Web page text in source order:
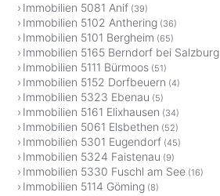
Immobilien 5081 Anif (39)
Immobilien 5102 Anthering (36)
Immobilien 5101 Bergheim (65)
Immobilien 5165 Berndorf bei Salzburg
Immobilien 5111 Bürmoos (51)
Immobilien 5152 Dorfbeuern (4)
Immobilien 5323 Ebenau (5)
Immobilien 5161 Elixhausen (34)
Immobilien 5061 Elsbethen (52)
Immobilien 5301 Eugendorf (45)
Immobilien 5324 Faistenau (9)
Immobilien 5330 Fuschl am See (16)
Immobilien 5114 Göming (8)